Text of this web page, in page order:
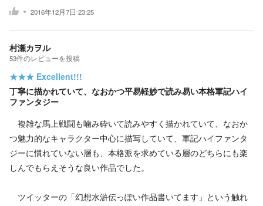
2016年12月7日 23:25
村瀬カヲル
53件のレビューを投稿
★★★ Excellent!!!
丁寧に描かれていて、なおかつ平易軽妙で読み易い本格軍記ハイ
ファンタジー
複雑な馬上戦闘も噛み砕いて読みやすく描かれていて、なおか
つ魅力的なキャラクター中心に描写していて、軍記ハイファンタ
ジーに慣れていない層も、本格派を求めている層のどちらにも楽
しんでもらえそうな良い作品でした。
ツイッターの「幻想水滸伝っぽい作品書いてます」という触れ